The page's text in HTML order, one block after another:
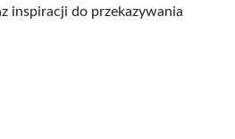
inspiracji do przekazywania